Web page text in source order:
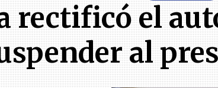
rectificó el
al